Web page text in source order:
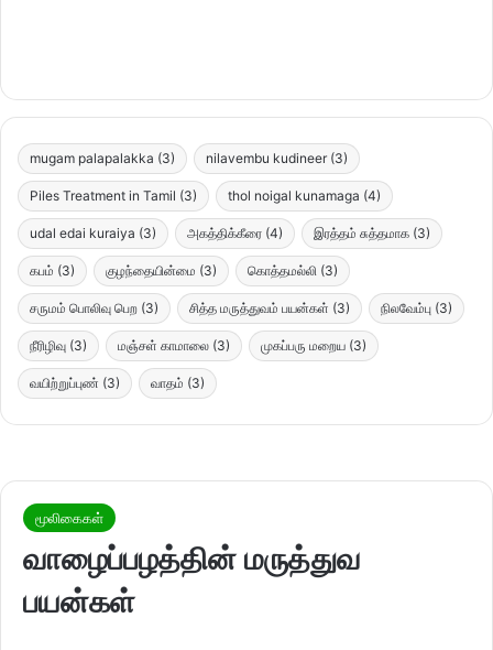
mugam palapalakka (3) nilavembu kudineer (3)
Piles Treatment in Tamil (3) thol noigal kunamaga (4)
udal edai kuraiya (3) அகத்திக்கீரை (4) இரத்தம் சுத்தமாக (3)
கபம் (3) குழந்தையின்மை (3) கொத்தமல்லி (3)
சருமம் பொலிவு பெற (3) சித்த மருத்துவம் பயன்கள் (3) நிலவேம்பு (3)
நீரிழிவு (3) மஞ்சள் காமாலை (3) முகப்பரு மறைய (3)
வயிற்றுப்புண் (3) வாதம் (3)